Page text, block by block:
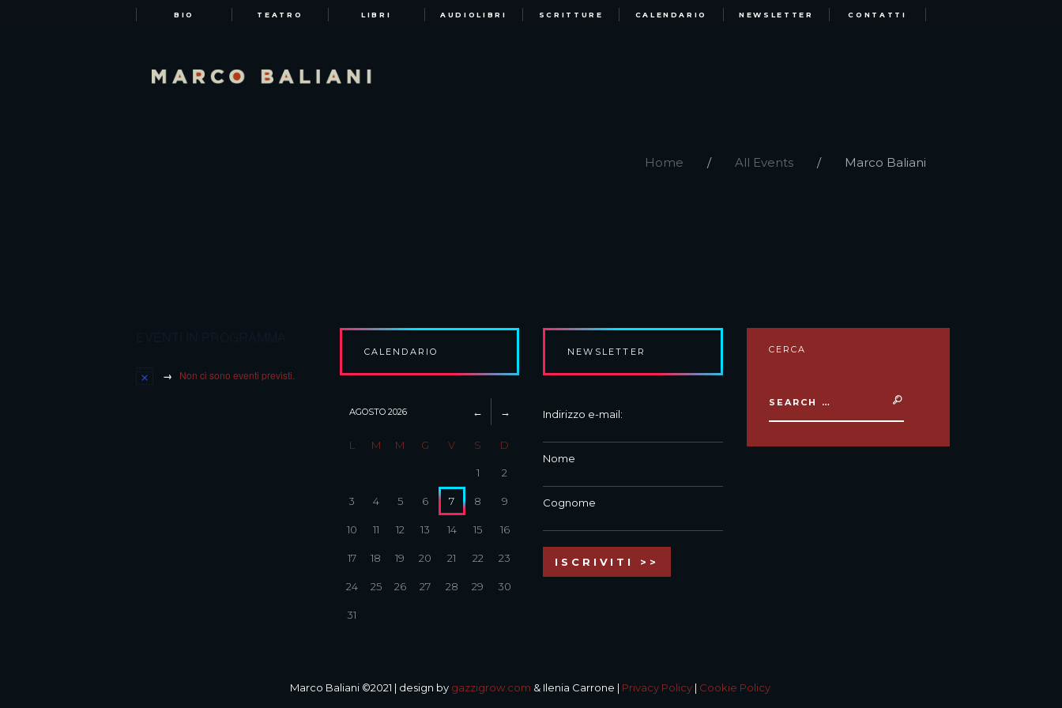
BIO TEATRO LIBRI AUDIOLIBRI SCRITTURE CALENDARIO NEWSLETTER CONTATTI
Home All Events Marco Baliani
Non ci sono eventi previsti.
CALENDARIO
AGOSTO 2026
L M M G V S D
1 2
3 4 5 6 7 8 9
10 11 12 13 14 15 16
17 18 19 20 21 22 23
24 25 26 27 28 29 30
31
NEWSLETTER
Indirizzo e-mail:
Nome
Cognome
CERCA
Marco Baliani ©2021 | design by gazzigrow.com & Ilenia Carrone | Privacy Policy| Cookie Policy